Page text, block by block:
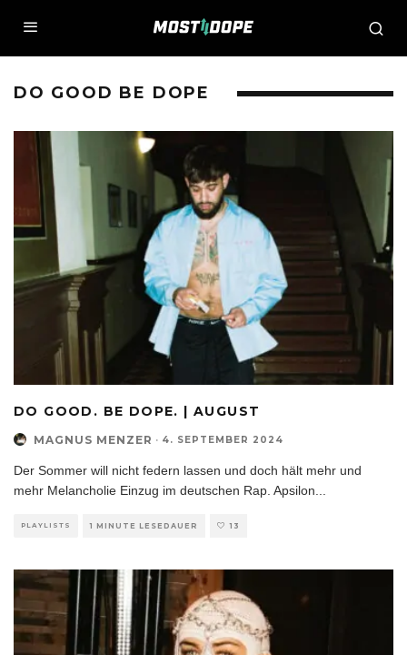
DO GOOD BE DOPE
DO GOOD. BE DOPE. | AUGUST
MAGNUS MENZER · 4. SEPTEMBER 2024
Der Sommer will nicht federn lassen und doch hält mehr und
mehr Melancholie Einzug im deutschen Rap. Apsilon
PLAYLISTS 1 MINUTE LESEDAUER 13